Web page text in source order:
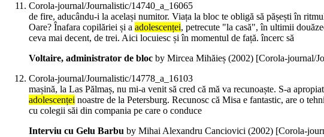
Corola-journal/Journalistic/14740_a_16065
de fire, aducându-i la același numitor. Viața la bloc te obligă să pășești în
Oare? Înafara copilăriei și a adolescenței, petrecute "la casă", în ultimii
ceva mai decent, de trei. Aici locuiesc și în momentul de față. încerc să
Voltaire, administrator de bloc by Mircea Mihăieș (2002) [Corola-journal/
Corola-journal/Journalistic/14778_a_16103
mașină, la Las Pălmaș, nu mi-a venit să cred că mă va recunoaște. S-a
adolescenței noastre de la Petersburg. Recunosc că Misa e fantastic, are o
cu colegii săi din compania pe care o conduce
Interviu cu Gelu Barbu by Mihai Alexandru Canciovici (2002) [Corola-